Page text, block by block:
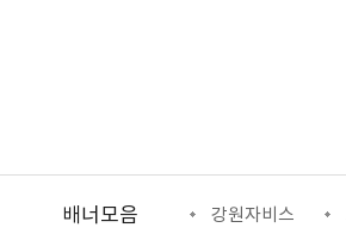
배너모음
강원자비스 소비자24